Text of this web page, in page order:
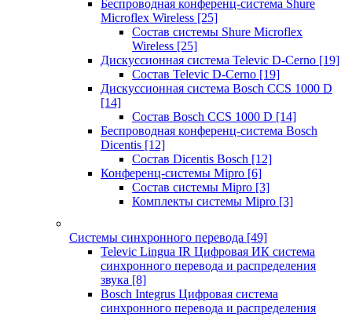
Беспроводная конференц-система Shure
Microflex Wireless [25]
Состав системы Shure Microflex
Wireless [25]
Дискуссионная система Televic D-Cerno [19]
Состав Televic D-Cerno [19]
Дискуссионная система Bosch CCS 1000 D
[14]
Состав Bosch CCS 1000 D [14]
Беспроводная конференц-система Bosch
Dicentis [12]
Состав Dicentis Bosch [12]
Конференц-системы Mipro [6]
Состав системы Mipro [3]
Комплекты системы Mipro [3]
Системы синхронного перевода [49]
Televic Lingua IR Цифровая ИК система
синхронного перевода и распределения
звука [8]
Bosch Integrus Цифровая система
синхронного перевода и распределения